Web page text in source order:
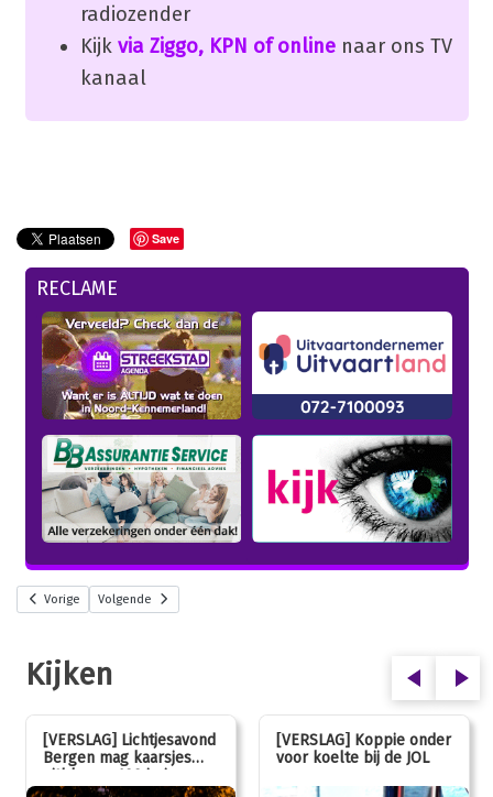
radiozender
Kijk via Ziggo, KPN of onlinenaar ons TV
kanaal
Save
RECLAME
Vorige Volgende
Kijken
[VERSLAG] Lichtjesavond
Bergen mag kaarsjes
uitblazen: 100 jarig
[VERSLAG] Koppie onder
voor koelte bij de JOL